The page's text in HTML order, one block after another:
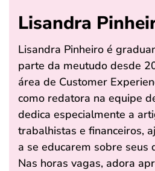
Lisandra
Lisandra Pinheiro é
parte da meutudo desde
área de Customer
como redatora na equipe
dedica especialmente a
trabalhistas e financeiros,
a se educarem sobre seus
Nas horas vagas, adora